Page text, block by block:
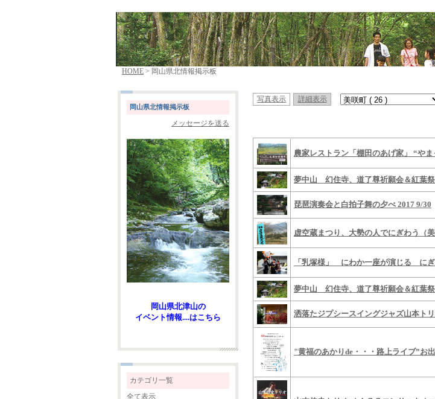
HOME > 岡山県北情報掲示板
岡山県北情報掲示板
メッセージを送る
岡山県北津山の
イベント情報....はこちら
カテゴリ一覧
全て表示
写真表示 詳細表示
農家レストラン「棚田のあげ家」 “やま
夢中山 幻住寺、道了尊祈願会＆紅葉
琵琶演奏会と白拍子舞の夕べ 2017 9/30
虚空蔵まつり、大勢の人でにぎわう（美
「乳塚様」 にわか一座が演じる にぎ
夢中山 幻住寺、道了尊祈願会＆紅葉
洒落たジプシースイングジャズ山本ト
"黄福のあかりde・・・路上ライブ”お